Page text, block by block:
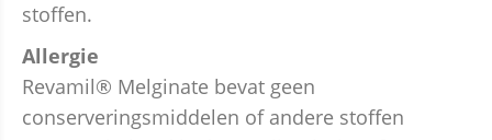
stoffen.
Allergie
Revamil® Melginate bevat geen
conserveringsmiddelen of andere stoffen